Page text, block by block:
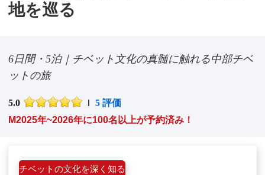
地を巡る
6日間・5泊｜チベット文化の真髄に触れる中部チベ
ットの旅
5.0
5 評価
M2025年~2026年に100名以上が予約済み！
チベットの文化を深く知る